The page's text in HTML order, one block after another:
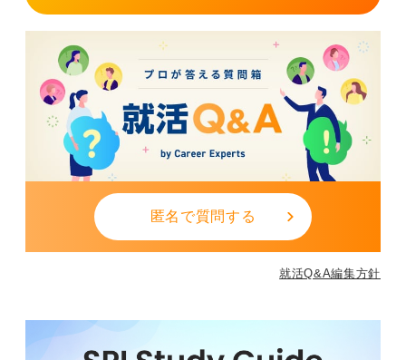
匿名で質問する
就活Q&A編集方針